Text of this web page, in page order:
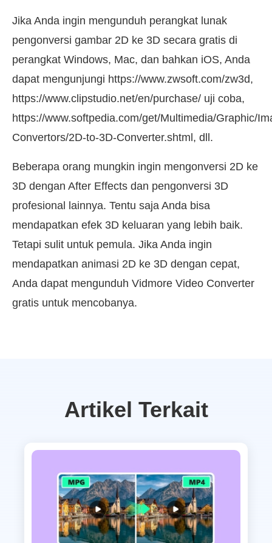
Jika Anda ingin mengunduh perangkat lunak
pengonversi gambar 2D ke 3D secara gratis di
perangkat Windows, Mac, dan bahkan iOS, Anda
dapat mengunjungi https://www.zwsoft.com/zw3d,
https://www.clipstudio.net/en/purchase/ uji coba,
https://www.softpedia.com/get/Multimedia/Graphic/
Convertors/2D-to-3D-Converter.shtml, dll.
Beberapa orang mungkin ingin mengonversi 2D ke
3D dengan After Effects dan pengonversi 3D
profesional lainnya. Tentu saja Anda bisa
mendapatkan efek 3D keluaran yang lebih baik.
Tetapi sulit untuk pemula. Jika Anda ingin
mendapatkan animasi 2D ke 3D dengan cepat,
Anda dapat mengunduh Vidmore Video Converter
gratis untuk mencobanya.
Artikel Terkait